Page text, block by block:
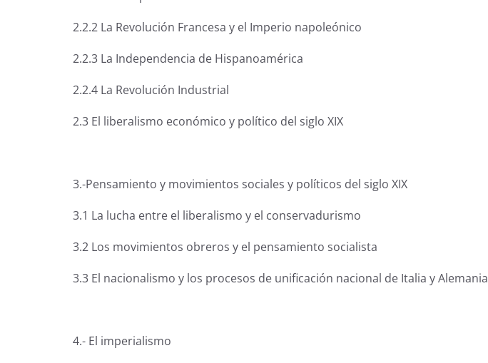
2.2.2 La Revolución Francesa y el Imperio napoleónico
2.2.3 La Independencia de Hispanoamérica
2.2.4 La Revolución Industrial
2.3 El liberalismo económico y político del siglo XIX
3.-Pensamiento y movimientos sociales y políticos del siglo XIX
3.1 La lucha entre el liberalismo y el conservadurismo
3.2 Los movimientos obreros y el pensamiento socialista
3.3 El nacionalismo y los procesos de unificación nacional de Italia y Alemania
4.- El imperialismo